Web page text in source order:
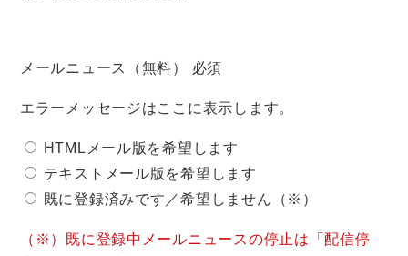
メールニュース（無料） 必須
エラーメッセージはここに表示します。
HTMLメール版を希望します
テキストメール版を希望します
既に登録済みです／希望しません（※）
（※）既に登録中メールニュースの停止は「配信停